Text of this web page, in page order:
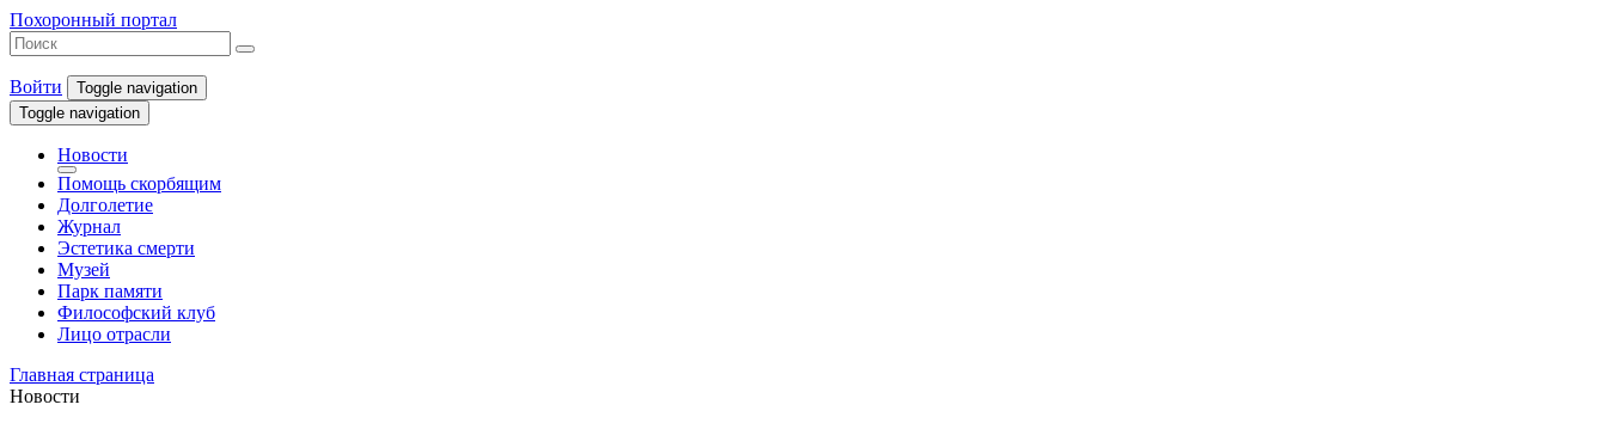
Похоронный портал
Войти
Toggle navigation
Toggle navigation
Новости
Помощь скорбящим
Долголетие
Журнал
Эстетика смерти
Музей
Парк памяти
Философский клуб
Лицо отрасли
Главная страница
Новости